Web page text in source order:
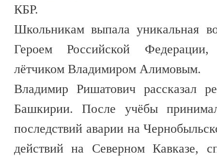
КБР.
Школьникам выпала уникальная
Героем Российской
лётчиком Владимиром Алимовым.
Владимир Ришатович рассказал
Башкирии. После учёбы
последствий аварии на
действий на Северном Кавказе,